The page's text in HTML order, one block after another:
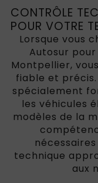
CONTRÔLE
POUR VOTRE
Lorsque vous
Autosur
Montpellier,
fiable et
spécialement
les véhicules
modèles de la
technique
aux